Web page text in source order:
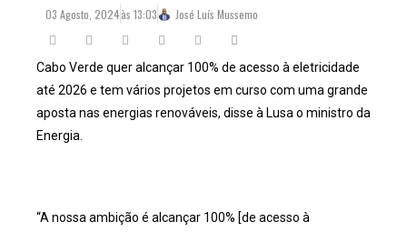
03 Agosto, 2024às 13:03 José Luís Mussemo
Cabo Verde quer alcançar 100% de acesso à eletricidade
até 2026 e tem vários projetos em curso com uma grande
aposta nas energias renováveis, disse à Lusa o ministro da
Energia.
“A nossa ambição é alcançar 100% [de acesso à